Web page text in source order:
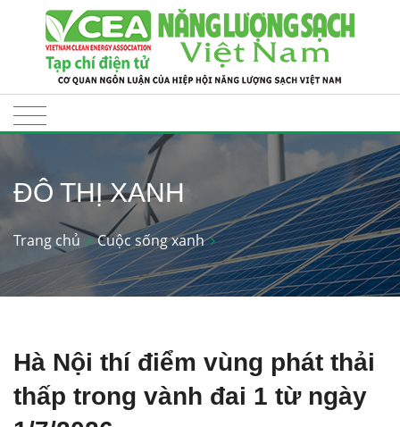
ĐÔ THỊ XANH
Trang chủ Cuộc sống xanh
Hà Nội thí điểm vùng phát thải
thấp trong vành đai 1 từ ngày